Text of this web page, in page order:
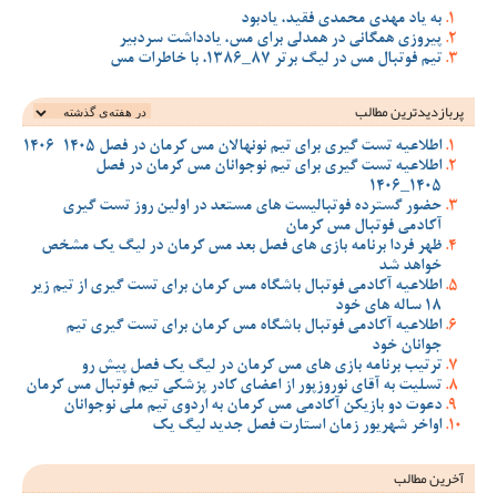
به یاد مهدی محمدی فقید، یادبود
پیروزی همگانی در همدلی برای مس، یادداشت سردبیر
تیم فوتبال مس در لیگ برتر 87_1386، با خاطرات مس
پربازدیدترین‌ مطالب
اطلاعیه تست گیری برای تیم نونهالان مس کرمان در فصل 1405-1406
اطلاعیه تست گیری برای تیم نوجوانان مس کرمان در فصل
1405_1406
حضور گسترده فوتبالیست های مستعد در اولین روز تست گیری
آکادمی فوتبال مس کرمان
ظهر فردا برنامه بازی های فصل بعد مس کرمان در لیگ یک مشخص
خواهد شد
اطلاعیه آکادمی فوتبال باشگاه مس کرمان برای تست گیری از تیم زیر
18 ساله های خود
اطلاعیه آکادمی فوتبال باشگاه مس کرمان برای تست گیری تیم
جوانان خود
ترتیب برنامه بازی های مس کرمان در لیگ یک فصل پیش رو
تسلیت به آقای نوروزپور از اعضای کادر پزشکی تیم فوتبال مس کرمان
دعوت دو بازیکن آکادمی مس کرمان به اردوی تیم ملی نوجوانان
اواخر شهریور زمان استارت فصل جدید لیگ یک
آخرین مطالب